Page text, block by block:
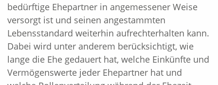
bedürftige Ehepartner in angemessener Weise
versorgt ist und seinen angestammten
Lebensstandard weiterhin aufrechterhalten kann.
Dabei wird unter anderem berücksichtigt, wie
lange die Ehe gedauert hat, welche Einkünfte und
Vermögenswerte jeder Ehepartner hat und